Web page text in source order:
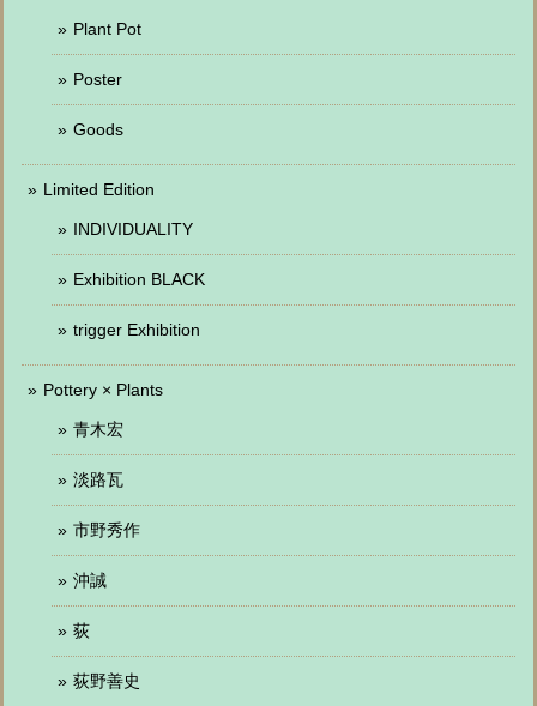
Plant Pot
Poster
Goods
Limited Edition
INDIVIDUALITY
Exhibition BLACK
trigger Exhibition
Pottery × Plants
青木宏
淡路瓦
市野秀作
沖誠
荻
荻野善史